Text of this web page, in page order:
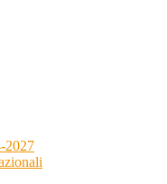
2027